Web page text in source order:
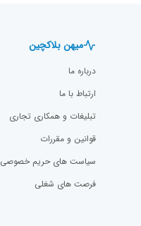
میهن بلاکچین
درباره ما
ارتباط با ما
تبلیغات و همکاری تجاری
قوانین و مقررات
سیاست های حریم خصوصی
فرصت های شغلی